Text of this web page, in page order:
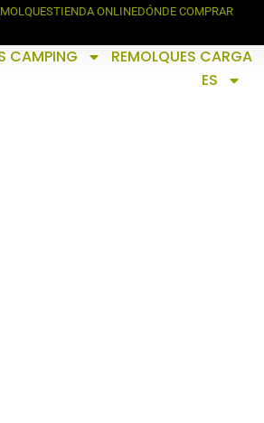
TIENDA ONLINEDÓNDE COMPRAR
CAMPING REMOLQUES CARGA
ES